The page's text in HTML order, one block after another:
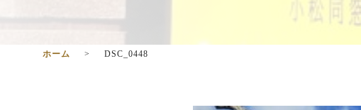
ホーム DSC_0448